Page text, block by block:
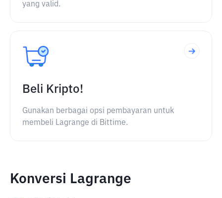
yang valid.
Beli Kripto!
Gunakan berbagai opsi pembayaran untuk
membeli Lagrange di Bittime.
Konversi Lagrange